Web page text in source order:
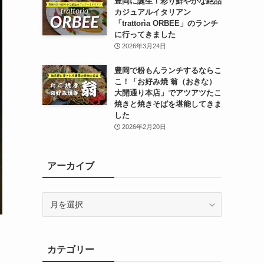
カジュアルイタリアン
「trattorìa ORBEE」のランチ
に行ってきました
2026年3月24日
豊岡で粉もんランチするならこ
こ！「お好み焼 翁（おきな）
大開通り本店」でアツアツたこ
焼きと焼きそばを堪能してきま
した
2026年2月20日
アーカイブ
ブカテゴリー